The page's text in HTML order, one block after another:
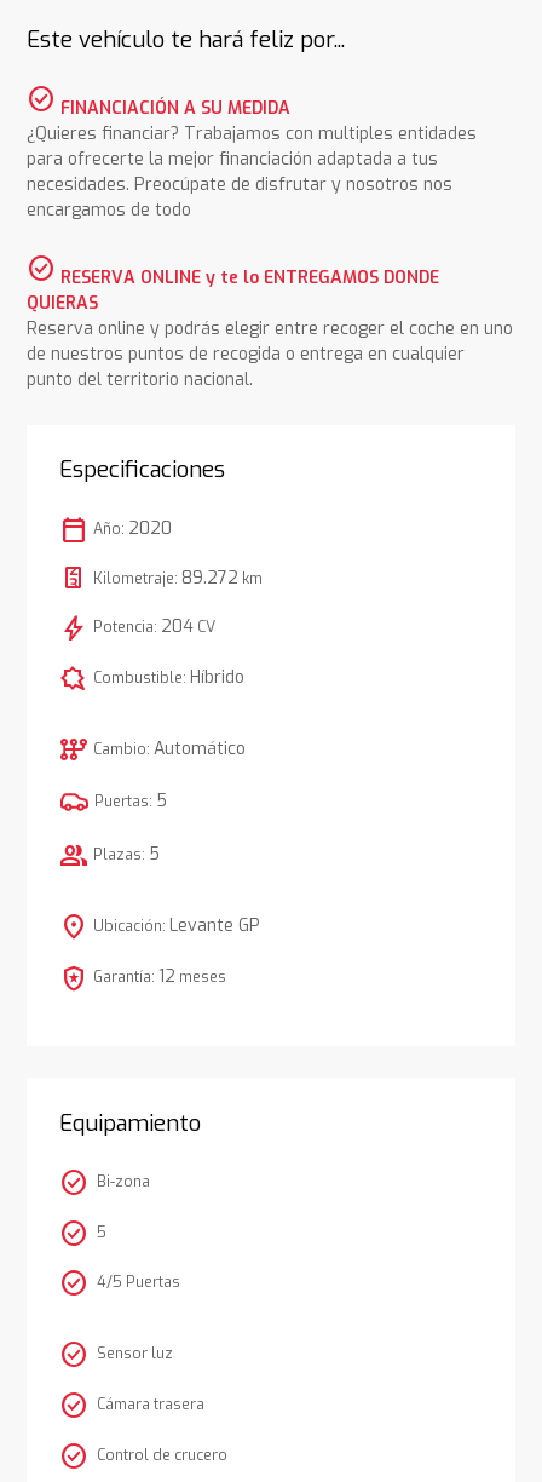
Este vehículo te hará feliz por...
check_circle FINANCIACIÓN A SU MEDIDA
¿Quieres financiar? Trabajamos con multiples entidades
para ofrecerte la mejor financiación adaptada a tus
necesidades. Preocúpate de disfrutar y nosotros nos
encargamos de todo
check_circle RESERVA ONLINE y te lo ENTREGAMOS DONDE
QUIERAS
Reserva online y podrás elegir entre recoger el coche en uno
de nuestros puntos de recogida o entrega en cualquier
punto del territorio nacional.
Especificaciones
calendar_today Año: 2020
Kilometraje: 89.272 km
bolt Potencia: 204CV
comic_bubble Combustible: Híbrido
auto_transmission Cambio: Automático
Puertas: 5
group Plazas: 5
location_on Ubicación: Levante GP
local_police Garantía: 12 meses
Equipamiento
check_circle Bi-zona
check_circle 5
check_circle 4/5 Puertas
check_circle Sensor luz
check_circle Cámara trasera
check_circle Control de crucero